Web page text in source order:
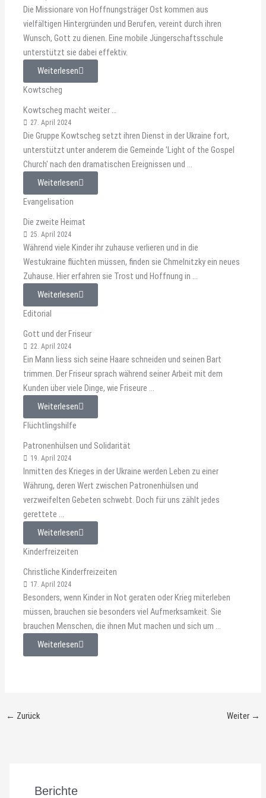
Die Missionare von Hoffnungsträger Ost kommen aus
vielfältigen Hintergründen und Berufen, vereint durch ihren
Wunsch, Gott zu dienen. Eine mobile Jüngerschaftsschule
unterstützt sie dabei effektiv.
Weiterlesen
Kowtscheg
Kowtscheg macht weiter …
27. April 2024
Die Gruppe Kowtscheg setzt ihren Dienst in der Ukraine fort,
unterstützt unter anderem die Gemeinde 'Light of the Gospel
Church' nach den dramatischen Ereignissen und ...
Weiterlesen
Evangelisation
Die zweite Heimat
25. April 2024
Während viele Kinder ihr zuhause verlieren und in die
Westukraine flüchten müssen, finden sie Chmelnitzky ein neues
Zuhause. Hier erfahren sie Trost und Hoffnung in ...
Weiterlesen
Editorial
Gott und der Friseur
22. April 2024
Ein Mann liess sich seine Haare schneiden und seinen Bart
trimmen. Der Friseur sprach während seiner Arbeit mit dem
Kunden über viele Dinge, wie Friseure ...
Weiterlesen
Flüchtlingshilfe
Patronenhülsen und Solidarität
19. April 2024
Inmitten des Krieges in der Ukraine werden Leben zu einer
Währung, deren Wert zwischen Patronenhülsen und
verzweifelten Gebeten schwebt. Doch für uns zählt jedes
gerettete ...
Weiterlesen
Kinderfreizeiten
Christliche Kinderfreizeiten
17. April 2024
Besonders, wenn Kinder in Not geraten oder Krieg miterleben
müssen, brauchen sie besonders viel Aufmerksamkeit. Sie
brauchen Menschen, die ihnen Mut machen und sich um ...
Weiterlesen
← Zurück Weiter →
Berichte